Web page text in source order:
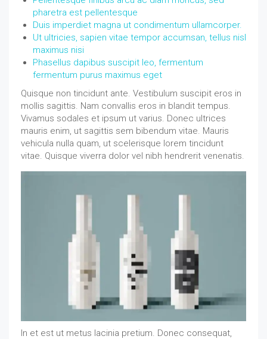
pharetra est pellentesque
Duis imperdiet magna ut condimentum ullamcorper.
Ut ultricies, sapien vitae tempor accumsan, tellus nisl
maximus nisi
Phasellus dapibus suscipit leo, fermentum
fermentum purus maximus eget
Quisque non tincidunt ante. Vestibulum suscipit eros in
mollis sagittis. Nam convallis eros in blandit tempus.
Vivamus sodales et ipsum ut varius. Donec ultrices
mauris enim, ut sagittis sem bibendum vitae. Mauris
vehicula nulla quam, ut scelerisque lorem tincidunt
vitae. Quisque viverra dolor vel nibh hendrerit venenatis.
In et est ut metus lacinia pretium. Donec consequat,